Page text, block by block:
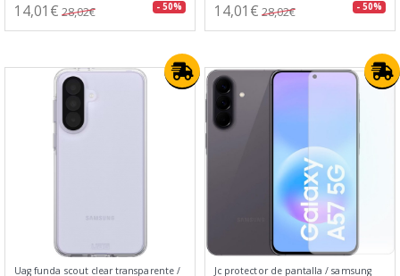
14,01€ 28,02€ - 50% 14,01€ 28,02€ - 50%
Uag funda scout clear transparente / Jc protector de pantalla / samsung